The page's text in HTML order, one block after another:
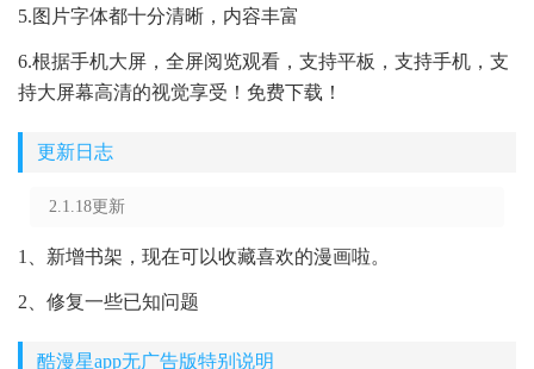
5.图片字体都十分清晰，内容丰富
6.根据手机大屏，全屏阅览观看，支持平板，支持手机，支
持大屏幕高清的视觉享受！免费下载！
更新日志
2.1.18更新
1、新增书架，现在可以收藏喜欢的漫画啦。
2、修复一些已知问题
酷漫星app无广告版特别说明